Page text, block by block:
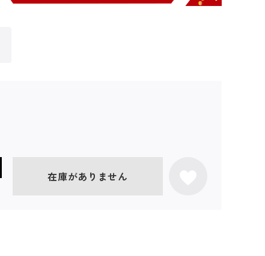
在庫がありません